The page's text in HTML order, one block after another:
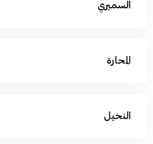
السميري
المحارة
النخيل